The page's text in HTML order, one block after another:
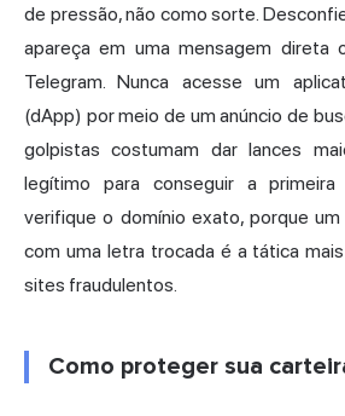
de pressão, não como sorte.
apareça em uma mensagem direta
Telegram. Nunca acesse um
(dApp) por meio de um anúncio de
golpistas costumam dar lances
legítimo para conseguir a primeira
verifique o domínio exato, porque
com uma letra trocada é a tática
sites fraudulentos.
Como proteger sua